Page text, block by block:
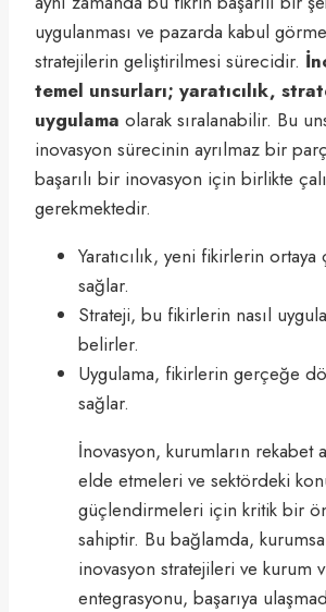
uygulanması ve pazarda kabul
stratejilerin geliştirilmesi sürecidir.
temel unsurları; yaratıcılık,
uygulama olarak sıralanabilir. Bu
inovasyon sürecinin ayrılmaz bir
başarılı bir inovasyon için birlikte
gerekmektedir.
Yaratıcılık, yeni fikirlerin ortaya
sağlar.
Strateji, bu fikirlerin nasıl
belirler.
Uygulama, fikirlerin gerçeğe
sağlar.
İnovasyon, kurumların rekabet
elde etmeleri ve sektördeki
güçlendirmeleri için kritik bir
sahiptir. Bu bağlamda,
inovasyon stratejileri ve kurum
entegrasyonu, başarıya